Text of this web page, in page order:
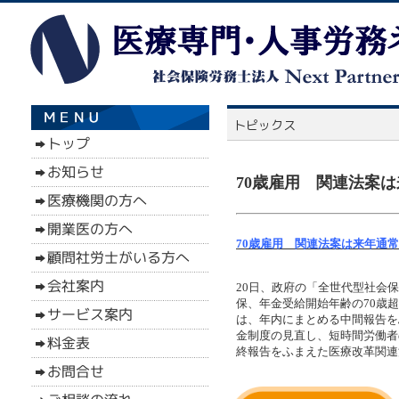
70歳雇用 関連法案は
70歳雇用 関連法案は来年通
20日、政府の「全世代型社会
保、年金受給開始年齢の70歳
は、年内にまとめる中間報告
金制度の見直し、短時間労働
終報告をふまえた医療改革関